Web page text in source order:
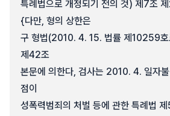
특례법으로 개정되기 전의 것) 제7조
{다만, 형의 상한은
구 형법(2010. 4. 15. 법률 제10259호
제42조
본문에 의한다, 검사는 2010. 4. 일자불
점이
성폭력범죄의 처벌 등에 관한 특례법